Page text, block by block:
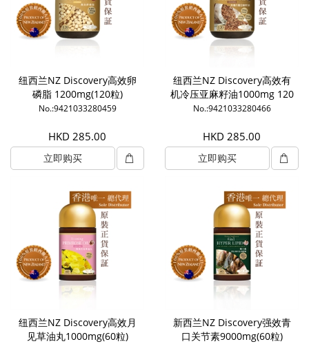
纽西兰NZ Discovery高效卵
磷脂 1200mg(120粒)
No.:9421033280459
HKD 285.00
立即购买
纽西兰NZ Discovery高效有
机冷压亚麻籽油1000mg 120
粒
No.:9421033280466
HKD 285.00
立即购买
纽西兰NZ Discovery高效月
见草油丸1000mg(60粒)
新西兰NZ Discovery强效青
口关节素9000mg(60粒)